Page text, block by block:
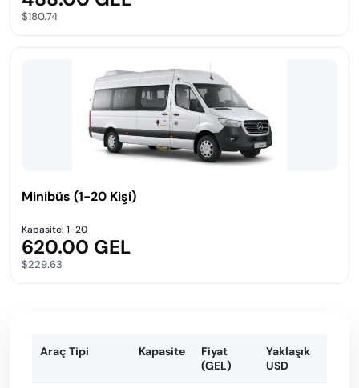
$180.74
Minibüs (1-20 Kişi)
Kapasite: 1-20
620.00 GEL
$229.63
Araç Tipi Kapasite
Fiyat
(GEL)
Yaklaşık
USD